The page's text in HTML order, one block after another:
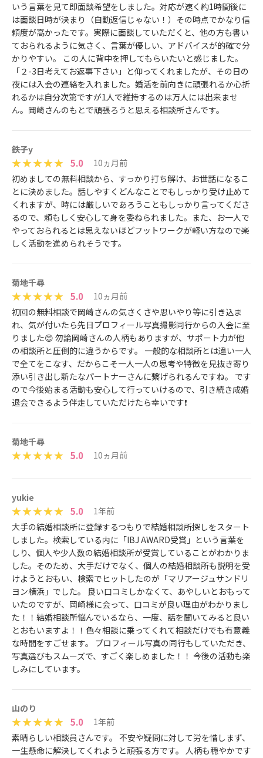
いう言葉を見て即面談希望をしました。対応が速く約1時間後に
は面談日時が決まり（自動返信じゃない！）その時点でかなり信
頼度が高かったです。実際に面談していただくと、他の方も書い
ておられるように気さく、言葉が優しい、アドバイスが的確で分
かりやすい。 この人に背中を押してもらいたいと感じました。
「２-3日考えてお返事下さい」と仰ってくれましたが、その日の
夜には入会の連絡を入れました。婚活を前向きに頑張れるか心折
れるかは自分次第ですが1人で維持するのは万人には出来ませ
ん。岡崎さんのもとで頑張ろうと思える相談所さんです。
鉄子y
5.0
10ヵ月前
初めましての無料相談から、すっかり打ち解け、お世話になるこ
とに決めました。話しやすくどんなことでもしっかり受け止めて
くれますが、時には厳しいであろうこともしっかり言ってくださ
るので、頼もしく安心して身を委ねられました。また、お一人で
やっておられるとは思えないほどフットワークが軽い方なので楽
しく活動を進められそうです。
菊地千尋
5.0
10ヵ月前
初回の無料相談で岡崎さんの気さくさや思いやり等に引き込ま
れ、気が付いたら先日プロフィール写真撮影同行からの入会に至
りました😊 勿論岡崎さんの人柄もありますが、サポート力が他
の相談所と圧倒的に違うからです。 一般的な相談所とは違い一人
で全てをこなす、だからこそ一人一人の思考や特徴を見抜き寄り
添い引き出し新たなパートナーさんに繋げられるんですね。 です
ので今後始まる活動も安心して行っていけるので、引き続き成婚
退会できるよう伴走していただけたら幸いです❗
菊地千尋
5.0 10ヵ月前
yukie
5.0
1年前
大手の結婚相談所に登録するつもりで結婚相談所探しをスタート
しました。検索している内に「IBJ AWARD受賞」という言葉を
しり、個人や少人数の結婚相談所が受賞していることがわかりま
した。そのため、大手だけでなく、個人の結婚相談所も説明を受
けようとおもい、検索でヒットしたのが「マリアージュサンドリ
ヨン横浜」でした。 良い口コミしかなくて、あやしいとおもって
いたのですが、岡崎様に会って、口コミが良い理由がわかりまし
た！！結婚相談所悩んでいるなら、一度、話を聞いてみると良い
とおもいますよ！！色々相談に乗ってくれて相談だけでも有意義
な時間をすごせます。 プロフィール写真の同行もしていただき、
写真選びもスムーズで、すごく楽しめました！！ 今後の活動も楽
しみにしています。
山のり
5.0
1年前
素晴らしい相談員さんです。 不安や疑問に対して労を惜しまず、
一生懸命に解決してくれようと頑張る方です。 人柄も穏やかです